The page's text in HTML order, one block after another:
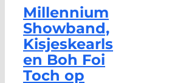
Millennium
Showband,
Kisjeskearls
en Boh Foi
Toch op